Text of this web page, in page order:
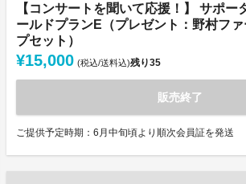
【コンサートを聞いて応援！】 サポー
ールドプランE（プレゼント：野村フ
プセット）
¥15,000 (税込/送料込)残り35
販売終了
ご提供予定時期：6月中旬頃より順次会員証を発送